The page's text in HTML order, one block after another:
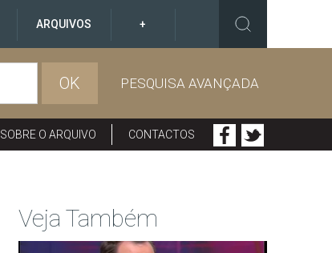
ARQUIVOS +
OK PESQUISA AVANÇADA
SOBRE O ARQUIVO CONTACTOS
Veja Também